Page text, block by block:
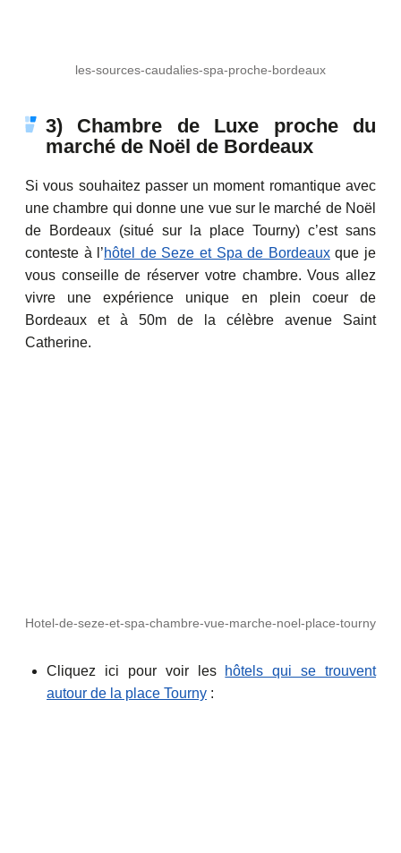
les-sources-caudalies-spa-proche-bordeaux
3) Chambre de Luxe proche du
marché de Noël de Bordeaux
Si vous souhaitez passer un moment romantique avec
une chambre qui donne une vue sur le marché de Noël
de Bordeaux (situé sur la place Tourny) c’est sans
conteste à l’hôtel de Seze et Spa de Bordeauxque je
vous conseille de réserver votre chambre. Vous allez
vivre une expérience unique en plein coeur de
Bordeaux et à 50m de la célèbre avenue Saint
Catherine.
Hotel-de-seze-et-spa-chambre-vue-marche-noel-place-tourny
Cliquez ici pour voir les hôtels qui se trouvent
autour de la place Tourny :